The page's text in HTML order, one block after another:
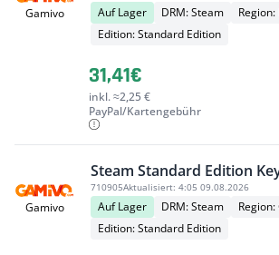
Gamivo Auf Lager DRM: Steam
Region:
Edition: Standard Edition
31,41€
inkl. ≈2,25 €
PayPal/Kartengebühr
Gamivo
Steam Standard Edition
710905Aktualisiert: 4:05 09.08.2026
Auf Lager DRM: Steam
Region:
Edition: Standard Edition